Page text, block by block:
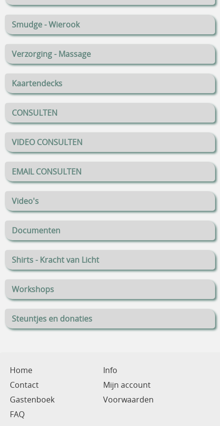
Smudge - Wierook
Verzorging - Massage
Kaartendecks
CONSULTEN
VIDEO CONSULTEN
EMAIL CONSULTEN
Video's
Documenten
Shirts - Kracht van Licht
Workshops
Steuntjes en donaties
Home
Info
Contact
Mijn account
Gastenboek
Voorwaarden
FAQ